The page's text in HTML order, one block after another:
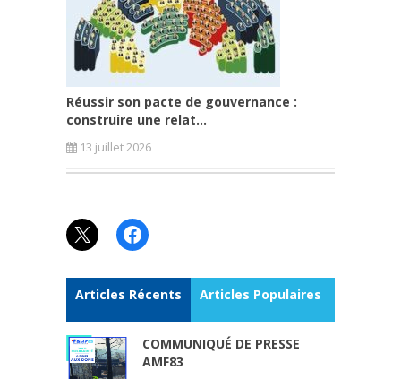
Réussir son pacte de gouvernance :
construire une relat...
13 juillet 2026
X Facebook
Articles Récents Articles Populaires
COMMUNIQUÉ DE PRESSE
AMF83